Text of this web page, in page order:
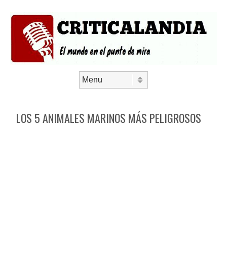
LOS 5 ANIMALES MARINOS MÁS PELIGROSOS